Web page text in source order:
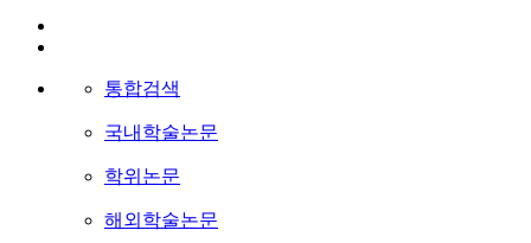
통합검색
국내학술논문
학위논문
해외학술논문